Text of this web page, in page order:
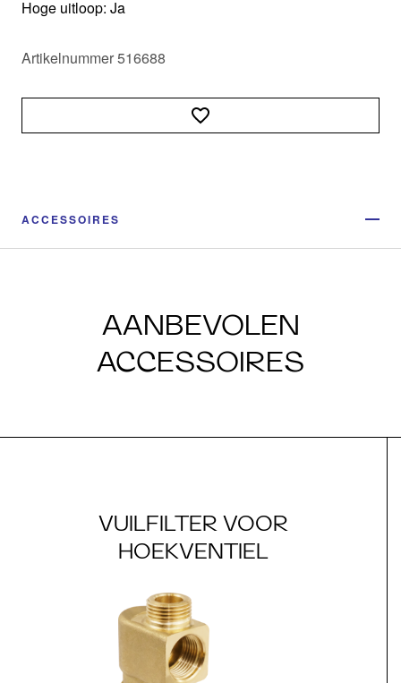
Hoge uitloop: Ja
Artikelnummer 516688
ACCESSOIRES
AANBEVOLEN
ACCESSOIRES
VUILFILTER VOOR
HOEKVENTIEL